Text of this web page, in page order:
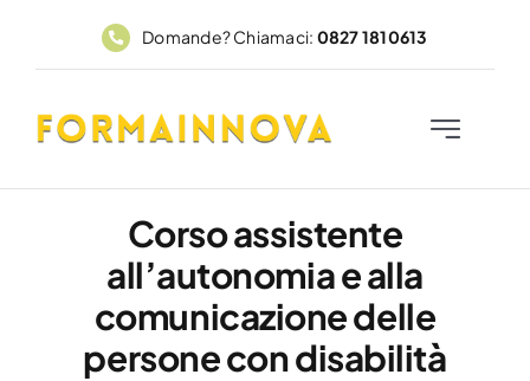
Domande? Chiamaci: 0827 1810613
Toggle
Home
FadFormainnova
Corso assistente
all’autonomia e alla
comunicazione delle
persone con disabilità